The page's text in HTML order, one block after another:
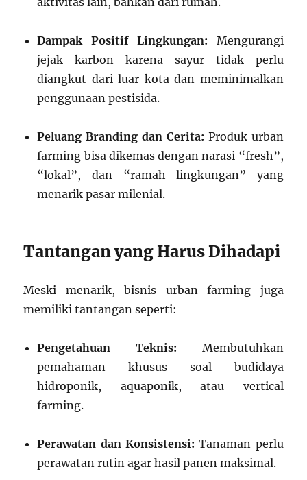
Dampak Positif Lingkungan: Mengurangi
jejak karbon karena sayur tidak perlu
diangkut dari luar kota dan meminimalkan
penggunaan pestisida.
Peluang Branding dan Cerita: Produk urban
farming bisa dikemas dengan narasi “fresh”,
“lokal”, dan “ramah lingkungan” yang
menarik pasar milenial.
Tantangan yang Harus Dihadapi
Meski menarik, bisnis urban farming juga
memiliki tantangan seperti:
Pengetahuan Teknis: Membutuhkan
pemahaman khusus soal budidaya
hidroponik, aquaponik, atau vertical
farming.
Perawatan dan Konsistensi: Tanaman perlu
perawatan rutin agar hasil panen maksimal.